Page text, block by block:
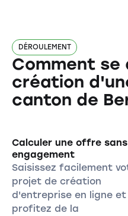
DÉROULEMENT
Comment se
création
canton de
Calculer une offre sans
engagement
Saisissez facilement
projet de création
d'entreprise en ligne et
profitez de la